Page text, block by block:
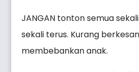
JANGAN tonton semua
sekali terus. Kurang
membebankan anak.